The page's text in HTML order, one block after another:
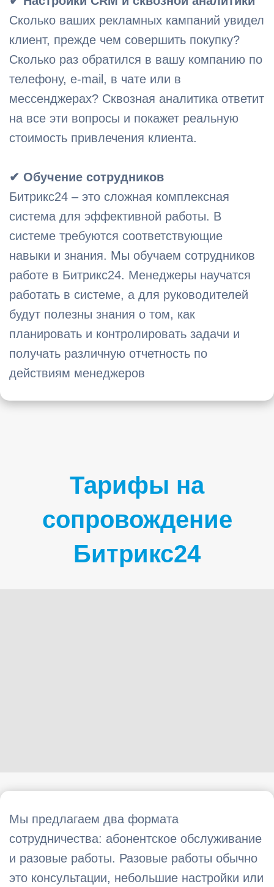
Сколько ваших рекламных кампаний увидел
клиент, прежде чем совершить покупку?
Сколько раз обратился в вашу компанию по
телефону, e-mail, в чате или в
мессенджерах? Сквозная аналитика ответит
на все эти вопросы и покажет реальную
стоимость привлечения клиента.
✔ Обучение сотрудников
Битрикс24 – это сложная комплексная
система для эффективной работы. В
системе требуются соответствующие
навыки и знания. Мы обучаем сотрудников
работе в Битрикс24. Менеджеры научатся
работать в системе, а для руководителей
будут полезны знания о том, как
планировать и контролировать задачи и
получать различную отчетность по
действиям менеджеров
Тарифы на
сопровождение
Битрикс24
Мы предлагаем два формата
сотрудничества: абонентское обслуживание
и разовые работы. Разовые работы обычно
это консультации, небольшие настройки или